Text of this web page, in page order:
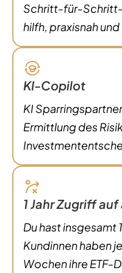
Schritt-für-Schritt-
hilfh, praxisnah
KI-Copilot
KI
Ermittlung des
1 Jahr Zugriff
Du hast insgesamt
Kundinnen haben
Wochen ihre ETF-